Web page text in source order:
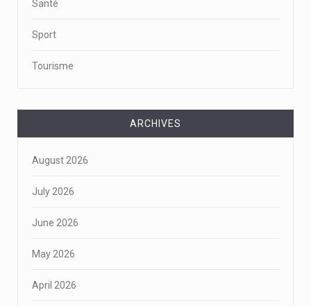
Santé
Sport
Tourisme
ARCHIVES
August 2026
July 2026
June 2026
May 2026
April 2026